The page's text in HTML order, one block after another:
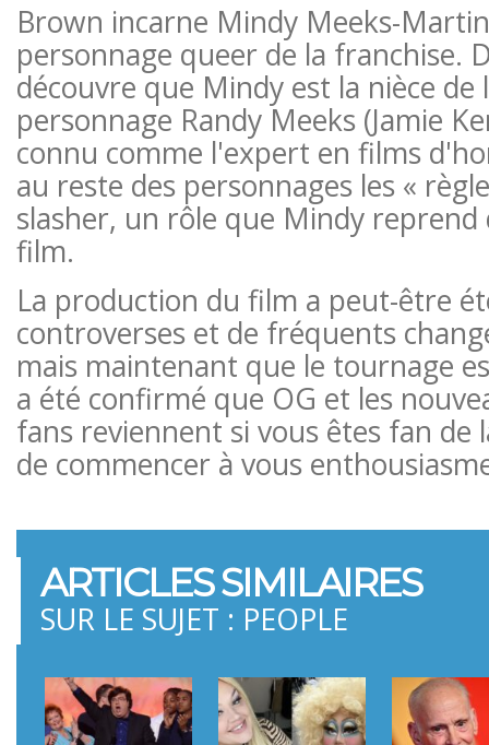
Brown incarne Mindy Meeks-
personnage queer de la franchise.
découvre que Mindy est la nièce
personnage Randy Meeks (Jamie
connu comme l'expert en films
au reste des personnages les «
slasher, un rôle que Mindy reprend
film.
La production du film a peut-être
controverses et de fréquents
mais maintenant que le tournage
a été confirmé que OG et les
fans reviennent si vous êtes fan de
de commencer à vous
ARTICLES SIMILAIRES
SUR LE SUJET : PEOPLE